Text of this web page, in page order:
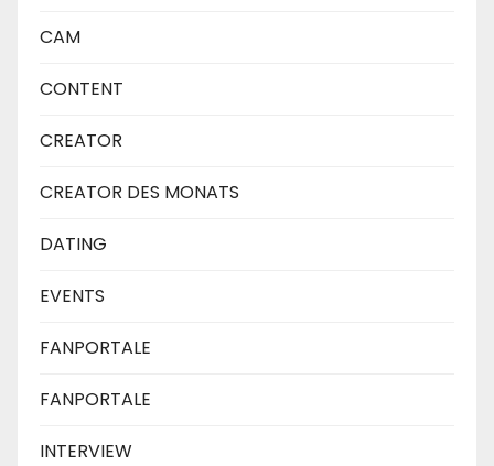
CAM
CONTENT
CREATOR
CREATOR DES MONATS
DATING
EVENTS
FANPORTALE
FANPORTALE
INTERVIEW